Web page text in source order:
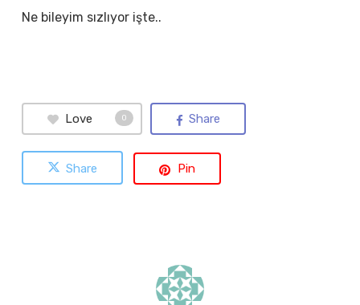
Ne bileyim sızlıyor işte..
Love 0 Share
Share Pin